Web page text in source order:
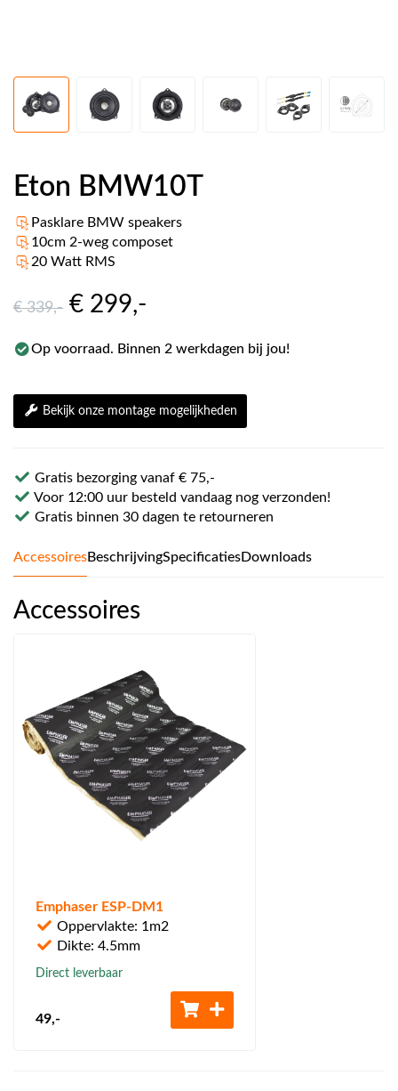
Eton BMW10T
Pasklare BMW speakers
10cm 2-weg composet
20 Watt RMS
€ 339,- € 299,-
Op voorraad. Binnen 2 werkdagen bij jou!
Bekijk onze montage mogelijkheden
Gratis bezorging vanaf € 75,-
Voor 12:00 uur besteld vandaag nog verzonden!
Gratis binnen 30 dagen te retourneren
AccessoiresBeschrijvingSpecificatiesDownloads
Accessoires
Emphaser ESP-DM1
Oppervlakte: 1m2
Dikte: 4.5mm
Direct leverbaar
49,-